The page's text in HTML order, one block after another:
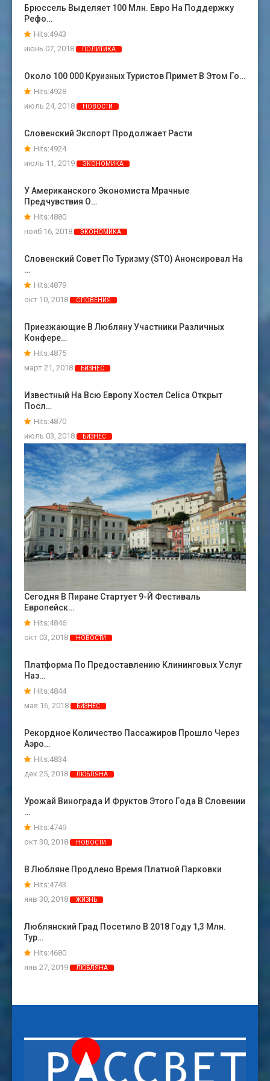
Брюссель Выделяет 100 Млн. Евро На Поддержку
Рефо…
Hits:4943
июнь 07, 2018
ПОЛИТИКА
Около 100 000 Круизных Туристов Примет В Этом Го…
Hits:4928
июль 24, 2018
НОВОСТИ
Словенский Экспорт Продолжает Расти
Hits:4924
июль 11, 2019
ЭКОНОМИКА
У Американского Экономиста Мрачные
Предчувствия О…
Hits:4880
нояб 16, 2018
ЭКОНОМИКА
Словенский Совет По Туризму (STO) Анонсировал На
…
Hits:4879
окт 10, 2018
СЛОВЕНИЯ
Приезжающие В Любляну Участники Различных
Конфере…
Hits:4875
март 21, 2018
БИЗНЕС
Известный На Всю Европу Хостел Celica Открыт
Посл…
Hits:4870
июль 03, 2018
БИЗНЕС
Сегодня В Пиране Стартует 9-Й Фестиваль
Европейск…
Hits:4846
окт 03, 2018
НОВОСТИ
Платформа По Предоставлению Клининговых Услуг
Наз…
Hits:4844
мая 16, 2018
БИЗНЕС
Рекордное Количество Пассажиров Прошло Через
Аэро…
Hits:4834
дек 25, 2018
ЛЮБЛЯНА
Урожай Винограда И Фруктов Этого Года В Словении
…
Hits:4749
окт 30, 2018
НОВОСТИ
В Любляне Продлено Время Платной Парковки
Hits:4743
янв 30, 2018
ЖИЗНЬ
Люблянский Град Посетило В 2018 Году 1,3 Млн.
Тур…
Hits:4680
янв 27, 2019
ЛЮБЛЯНА